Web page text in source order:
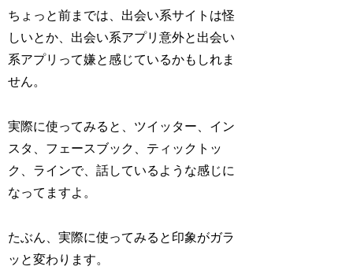
ちょっと前までは、出会い系サイトは怪
しいとか、出会い系アプリ意外と出会い
系アプリって嫌と感じているかもしれま
せん。
実際に使ってみると、ツイッター、イン
スタ、フェースブック、ティックトッ
ク、ラインで、話しているような感じに
なってますよ。
たぶん、実際に使ってみると印象がガラ
ッと変わります。